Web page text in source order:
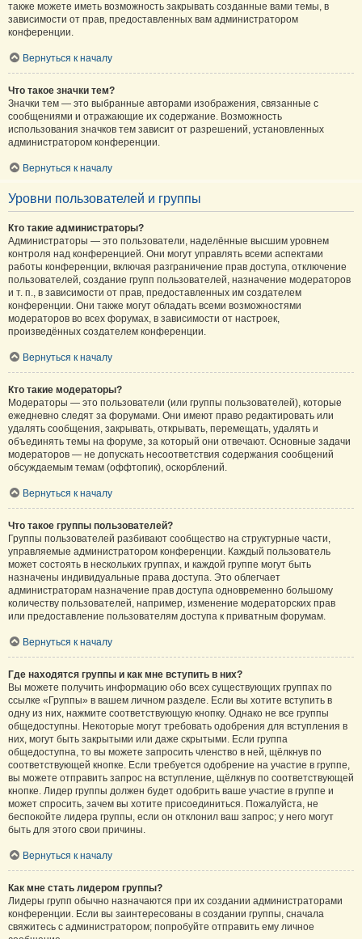
также можете иметь возможность закрывать созданные вами темы, в
зависимости от прав, предоставленных вам администратором
конференции.
Вернуться к началу
Что такое значки тем?
Значки тем — это выбранные авторами изображения, связанные с
сообщениями и отражающие их содержание. Возможность
использования значков тем зависит от разрешений, установленных
администратором конференции.
Вернуться к началу
Уровни пользователей и группы
Кто такие администраторы?
Администраторы — это пользователи, наделённые высшим уровнем
контроля над конференцией. Они могут управлять всеми аспектами
работы конференции, включая разграничение прав доступа, отключение
пользователей, создание групп пользователей, назначение модераторов
и т. п., в зависимости от прав, предоставленных им создателем
конференции. Они также могут обладать всеми возможностями
модераторов во всех форумах, в зависимости от настроек,
произведённых создателем конференции.
Вернуться к началу
Кто такие модераторы?
Модераторы — это пользователи (или группы пользователей), которые
ежедневно следят за форумами. Они имеют право редактировать или
удалять сообщения, закрывать, открывать, перемещать, удалять и
объединять темы на форуме, за который они отвечают. Основные задачи
модераторов — не допускать несоответствия содержания сообщений
обсуждаемым темам (оффтопик), оскорблений.
Вернуться к началу
Что такое группы пользователей?
Группы пользователей разбивают сообщество на структурные части,
управляемые администратором конференции. Каждый пользователь
может состоять в нескольких группах, и каждой группе могут быть
назначены индивидуальные права доступа. Это облегчает
администраторам назначение прав доступа одновременно большому
количеству пользователей, например, изменение модераторских прав
или предоставление пользователям доступа к приватным форумам.
Вернуться к началу
Где находятся группы и как мне вступить в них?
Вы можете получить информацию обо всех существующих группах по
ссылке «Группы» в вашем личном разделе. Если вы хотите вступить в
одну из них, нажмите соответствующую кнопку. Однако не все группы
общедоступны. Некоторые могут требовать одобрения для вступления в
них, могут быть закрытыми или даже скрытыми. Если группа
общедоступна, то вы можете запросить членство в ней, щёлкнув по
соответствующей кнопке. Если требуется одобрение на участие в группе,
вы можете отправить запрос на вступление, щёлкнув по соответствующей
кнопке. Лидер группы должен будет одобрить ваше участие в группе и
может спросить, зачем вы хотите присоединиться. Пожалуйста, не
беспокойте лидера группы, если он отклонил ваш запрос; у него могут
быть для этого свои причины.
Вернуться к началу
Как мне стать лидером группы?
Лидеры групп обычно назначаются при их создании администраторами
конференции. Если вы заинтересованы в создании группы, сначала
свяжитесь с администратором; попробуйте отправить ему личное